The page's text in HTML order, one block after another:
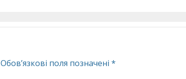
Обов’язкові поля позначені *